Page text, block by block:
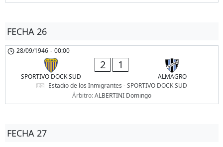
FECHA 26
28/09/1946 - 00:00
SPORTIVO DOCK SUD
2 1
ALMAGRO
Estadio de los Inmigrantes - SPORTIVO DOCK SUD
Árbitro:ALBERTINI Domingo
FECHA 27